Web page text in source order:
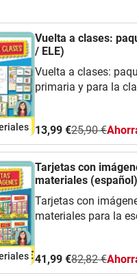
Vuelta a clases:
/ ELE)
Vuelta a clases:
primaria y para la
estudiantes
vocabulario y
hablar, escuchar y
/ ELE / vuelta al
13,99 €25,90 €
Tarjetas con
materiales (español)
Tarjetas con
materiales para la
41,99 €82,82 €